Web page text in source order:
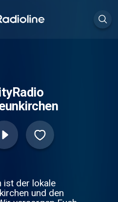
ist der lokale
und den